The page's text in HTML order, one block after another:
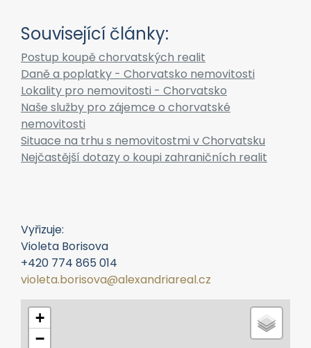
Související články:
Postup koupě chorvatských realit
Daně a poplatky - Chorvatsko nemovitosti
Lokality pro nemovitosti - Chorvatsko
Naše služby pro zájemce o chorvatské
nemovitosti
Situace na trhu s nemovitostmi v Chorvatsku
Nejčastější dotazy o koupi zahraničních realit
Vyřizuje:
Violeta Borisova
+420 774 865 014
violeta.borisova@alexandriareal.cz
+
−